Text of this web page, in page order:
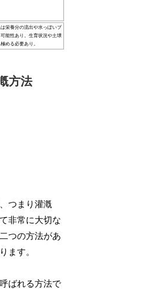
栄養分の流出や水っぽいブ
可能性あり。生育状況や土壌
める必要あり。
方法
つまり灌漑
非常に大切な
つの方法があ
ます。
ばれる方法で